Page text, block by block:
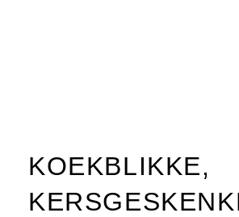
KOEKBLIKKE,